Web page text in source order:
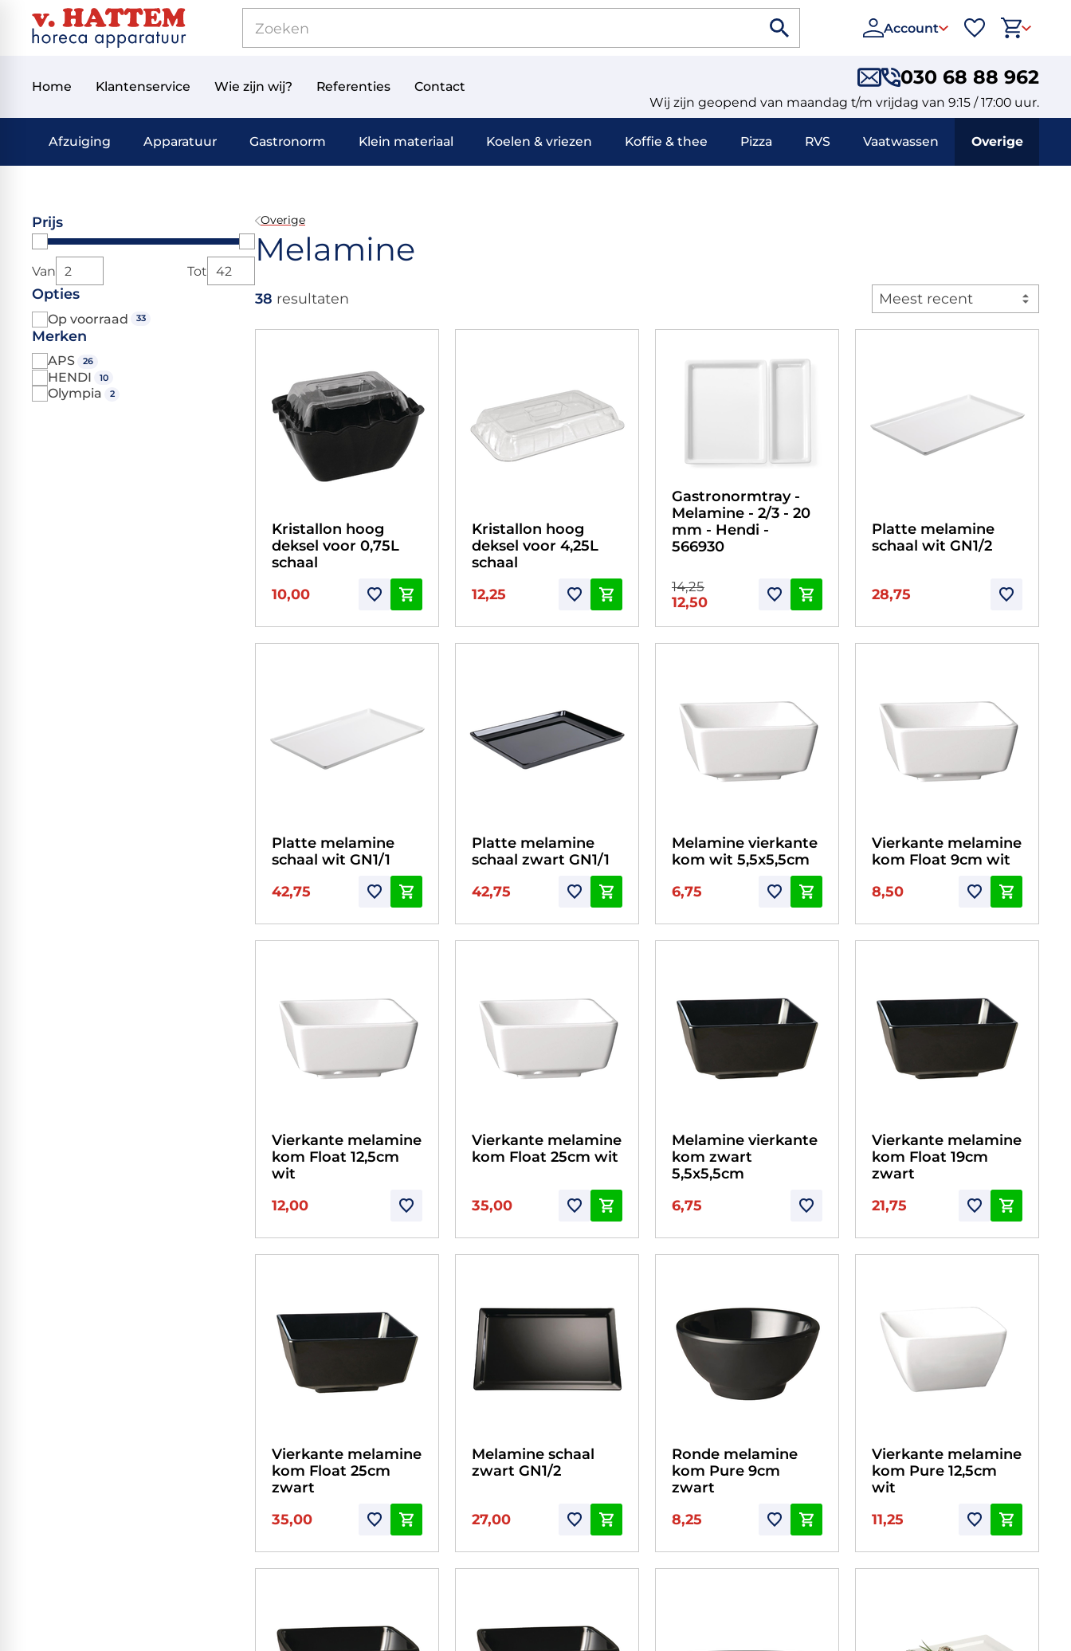
Account
Home Klantenservice Wie zijn wij? Referenties Contact 030 68 88 962
Wij zijn geopend van maandag t/m vrijdag van 9:15 / 17:00 uur.
Afzuiging Apparatuur Gastronorm Klein materiaal Koelen & vriezen Koffie & thee Pizza RVS Vaatwassen Overige
Prijs
Van Tot
Opties
Op voorraad 33
Merken
APS 26
HENDI 10
Olympia 2
Overige
Melamine
38 resultaten Meest recent
Kristallon hoog
deksel voor 0,75L
schaal
10,00
Kristallon hoog
deksel voor 4,25L
schaal
12,25
Gastronormtray -
Melamine - 2/3 - 20
mm - Hendi -
566930
14,25
12,50
Platte melamine
schaal wit GN1/2
28,75
Platte melamine
schaal wit GN1/1
42,75
Platte melamine
schaal zwart GN1/1
42,75
Melamine vierkante
kom wit 5,5x5,5cm
6,75
Vierkante melamine
kom Float 9cm wit
8,50
Vierkante melamine
kom Float 12,5cm
wit
12,00
Vierkante melamine
kom Float 25cm wit
35,00
Melamine vierkante
kom zwart
5,5x5,5cm
6,75
Vierkante melamine
kom Float 19cm
zwart
21,75
Vierkante melamine
kom Float 25cm
zwart
35,00
Melamine schaal
zwart GN1/2
27,00
Ronde melamine
kom Pure 9cm
zwart
8,25
Vierkante melamine
kom Pure 12,5cm
wit
11,25